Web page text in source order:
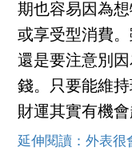
期也容易因為
或享受型消費
還是要注意別
錢。只要能維
財運其實有機會
延伸閱讀：外表很